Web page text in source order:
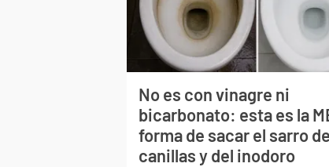
No es con vinagre ni
bicarbonato: esta es la
forma de sacar el sarro
canillas y del inodoro